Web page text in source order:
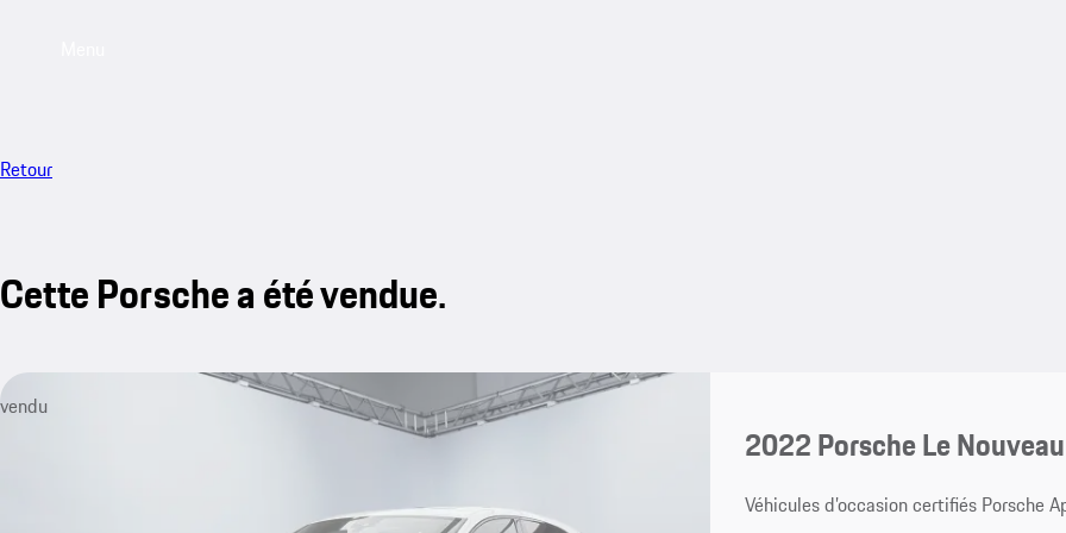
Retour
Cette Porsche a été vendue.
vendu
2022 Porsche Le
Véhicules d’occasion certifiés Porsche